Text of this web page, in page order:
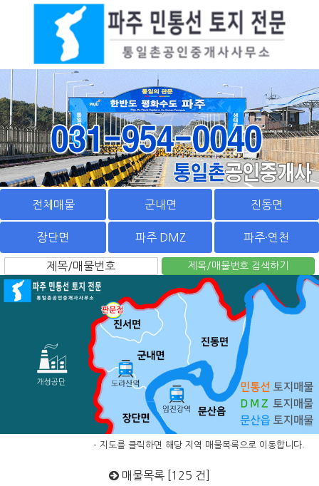
전체매물 군내면 진동면
장단면 파주 DMZ 파주·연천
- 지도를 클릭하면 해당 지역 매물목록으로 이동합니다.
매물목록 [125 건]